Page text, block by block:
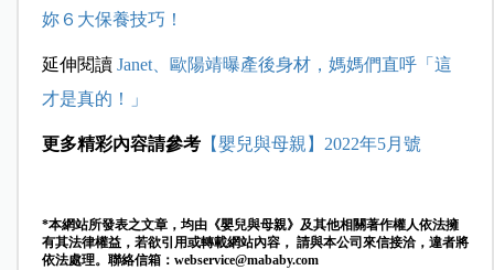
妳６大保養技巧！
延伸閱讀 Janet、歐陽靖曝產後身材，媽媽們直呼「這
才是真的！」
更多精彩內容請參考【嬰兒與母親】2022年5月號
*本網站所發表之文章，均由《嬰兒與母親》及其他相關著作權人依法擁
有其法律權益，若欲引用或轉載網站內容， 請與本公司來信接洽，違者將
依法處理。聯絡信箱： webservice@mababy.com